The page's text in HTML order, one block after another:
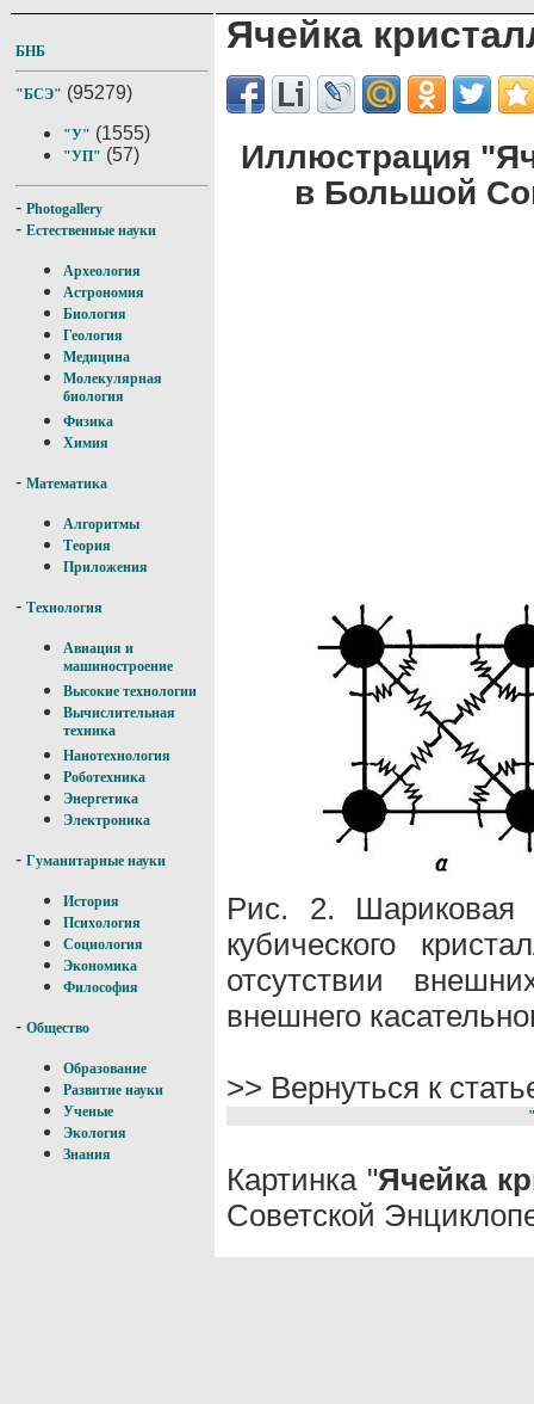
БНБ
"БСЭ" (95279)
"У" (1555)
"УП" (57)
- Photogallery
- Естественные науки
Археология
Астрономия
Биология
Геология
Медицина
Молекулярная
биология
Физика
Химия
- Математика
Алгоритмы
Теория
Приложения
- Технология
Авиация и
машиностроение
Высокие технологии
Вычислительная
техника
Нанотехнология
Роботехника
Энергетика
Электроника
- Гуманитарные науки
История
Психология
Социология
Экономика
Философия
- Общество
Образование
Развитие науки
Ученые
Экология
Знания
Ячейка
Иллюстрация
в Большой
Рис. 2. Шариковая
кубического
отсутствии
внешнего
>> Вернуться к
Картинка "Ячейка
Советской